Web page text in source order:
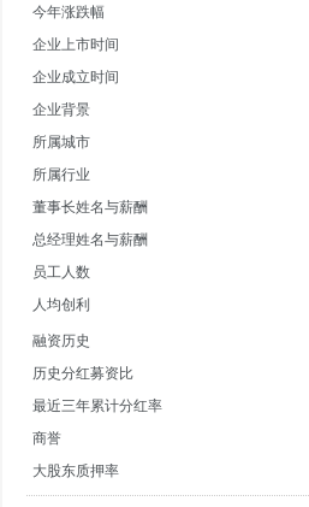
今年涨跌幅
企业上市时间
企业成立时间
企业背景
所属城市
所属行业
董事长姓名与薪酬
总经理姓名与薪酬
员工人数
人均创利
融资历史
历史分红募资比
最近三年累计分红率
商誉
大股东质押率